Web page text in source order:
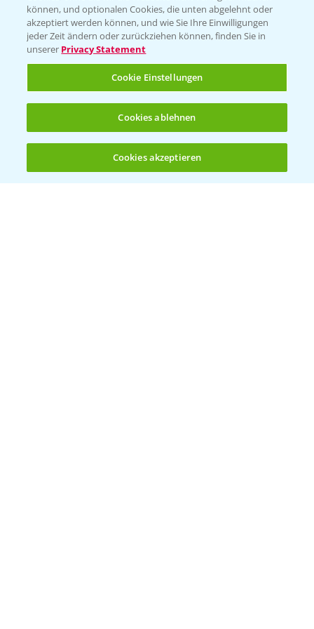
(noch 4)
Wetter Aktuell
BROSCHÜREN
Saatgut
Sonderkulturen
Verantwortung & Sorgfalt
können, und optionalen Cookies, die unten abgelehnt oder
akzeptiert werden können, und wie Sie Ihre Einwilligungen
jeder Zeit ändern oder zurückziehen können, finden Sie in
unserer Privacy Statement
Cookie Einstellungen
Cookies ablehnen
Cookies akzeptieren